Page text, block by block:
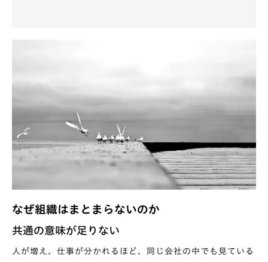
なぜ組織はまとまらないのか
共通の意味が足りない
人が増え、仕事が分かれるほど、同じ会社の中でも見ている